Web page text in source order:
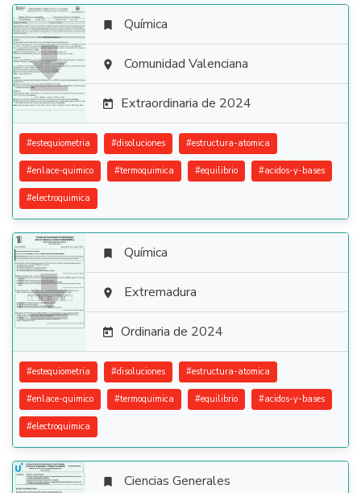

 Química
 Comunidad Valenciana
 Extraordinaria de 2024
#estequiometria #disoluciones #estructura-atomica
#enlace-quimico #termoquimica #equilibrio #acidos-y-bases
#electroquimica

 Química
 Extremadura
 Ordinaria de 2024
#estequiometria #disoluciones #estructura-atomica
#enlace-quimico #termoquimica #equilibrio #acidos-y-bases
#electroquimica
 Ciencias Generales